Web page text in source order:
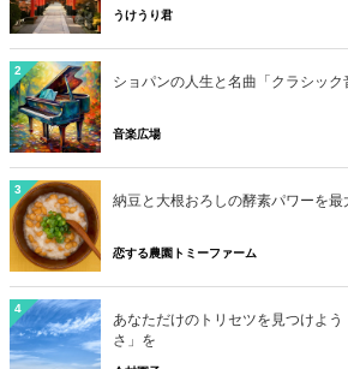
うけうり君
2
ショパンの人生と名曲「クラシック
音楽広場
3
納豆と大根おろしの酵素パワーを
恋する農園トミーファーム
4
あなただけのトリセツを見つけよう
さ」を